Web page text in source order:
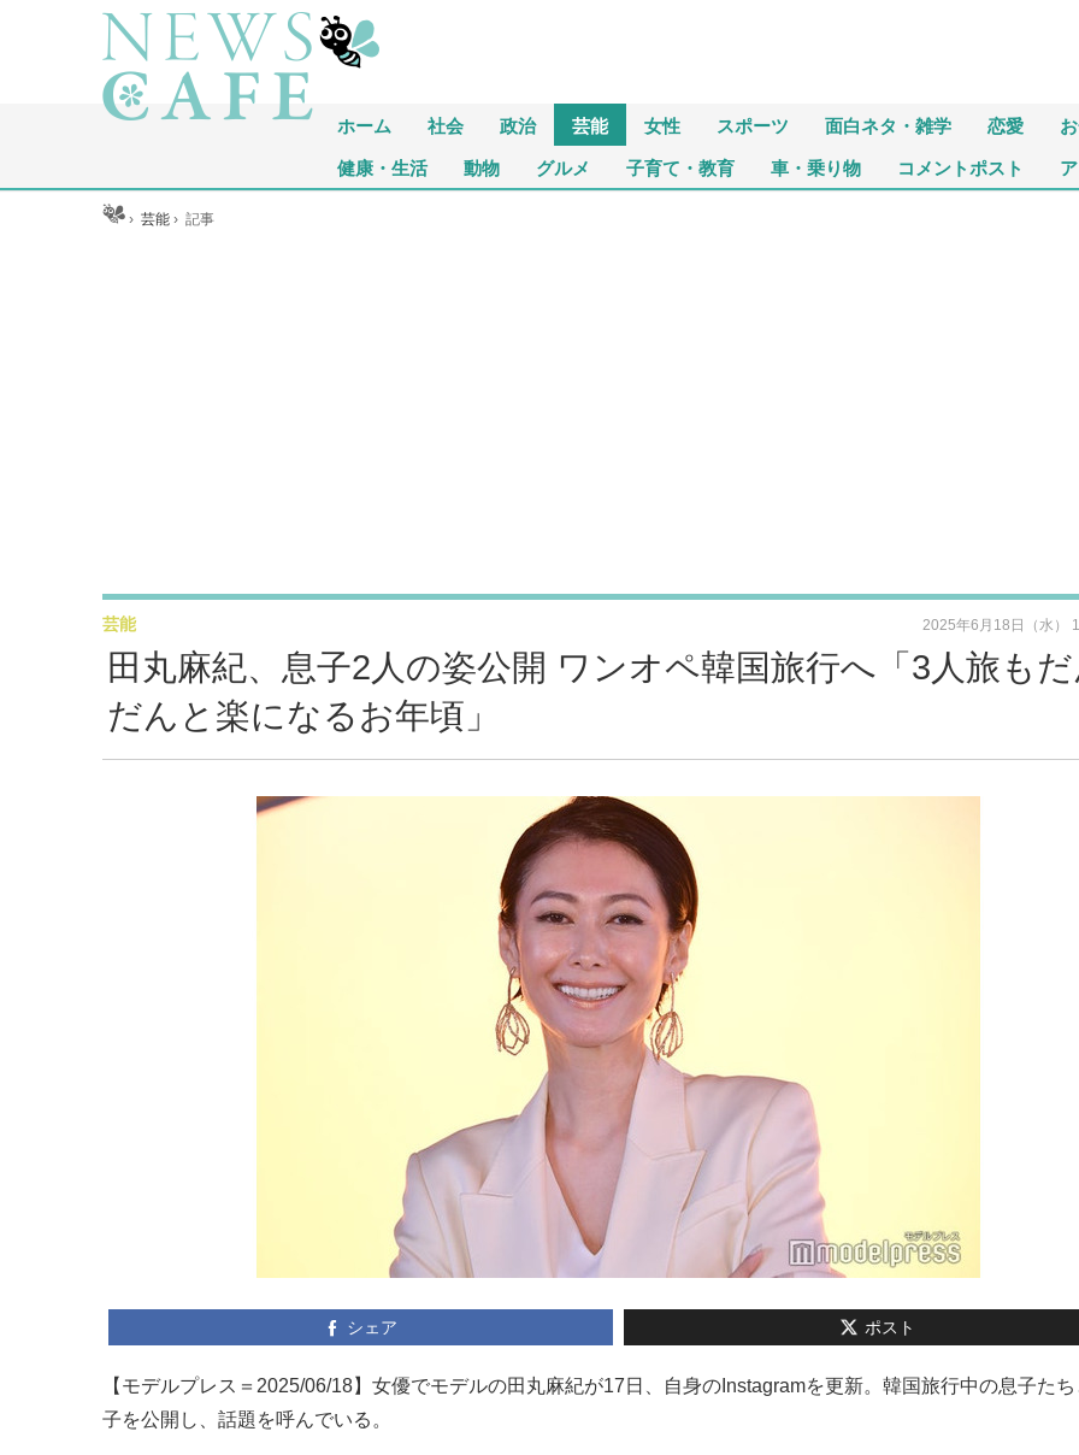
ホーム 社会 政治 芸能 女性 スポーツ 面白ネタ・雑学 恋愛
健康・生活 動物 グルメ 子育て・教育 車・乗り物 コメントポスト
ホーム ›芸能 ›記事
田丸麻紀、息子2人の姿公開 ワンオペ韓国旅行へ「3人旅も
だんと楽になるお年頃」
芸能 2025年6月18日（水）
シェア ポスト
【モデルプレス＝2025/06/18】女優でモデルの田丸麻紀が17日、自身のInstagramを更新。韓国旅行中の息子た
子を公開し、話題を呼んでいる。